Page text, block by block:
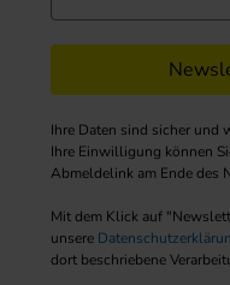
Ihre Daten sind sicher und
Ihre Einwilligung können
Abmeldelink am Ende des
Mit dem Klick auf
unsere
dort beschriebene